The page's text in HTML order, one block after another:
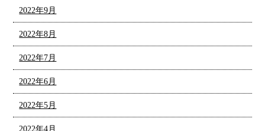
2022年9月
2022年8月
2022年7月
2022年6月
2022年5月
2022年4月